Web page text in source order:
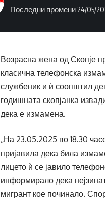
Последни промени 24/05/
Возрасна жена од Скопје
класична телефонска
службеник и ѝ соопштил
годишната скопјанка
дека е измамена.
„На 23.05.2025 во 18.30
пријавила дека била
лицето ѝ се јавило
информирало дека
мигрант кое починало.